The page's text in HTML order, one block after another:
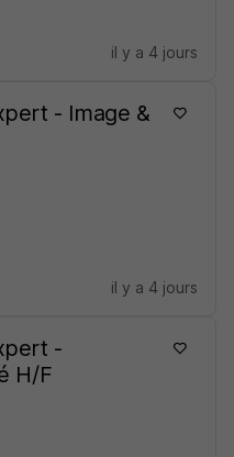
il y a 4 jours
- Image &
il y a 4 jours
-
H/F